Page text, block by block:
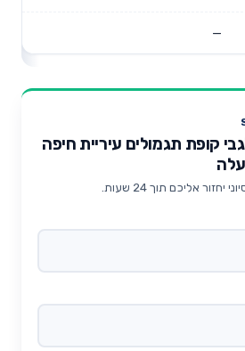
—
קופת תגמולים עיריית חיפה
אליכם תוך 24 שעות.